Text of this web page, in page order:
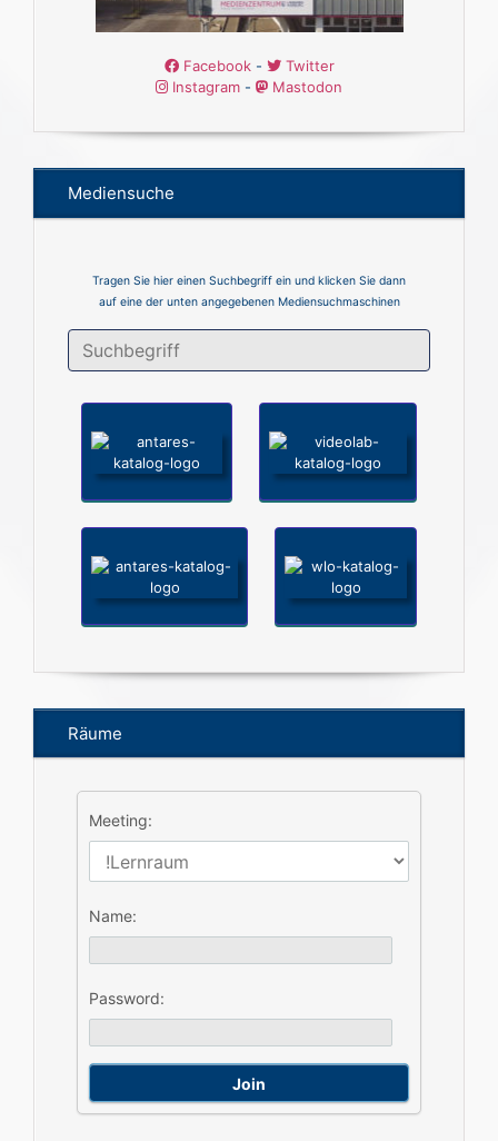
Facebook-
Twitter
Instagram - Mastodon
Mediensuche
Tragen Sie hier einen Suchbegriff ein und klicken Sie dann
auf eine der unten angegebenen Mediensuchmaschinen
Räume
Meeting:
Name:
Password: